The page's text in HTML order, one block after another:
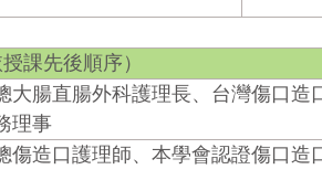
課先後順序）
大腸直腸外科護理長、台灣傷口造
理事
傷造口護理師、本學會認證傷口造